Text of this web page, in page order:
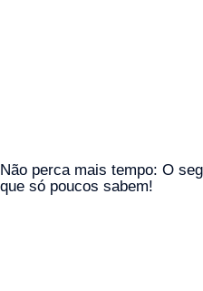
Não perca mais tempo: O
que só poucos sabem!